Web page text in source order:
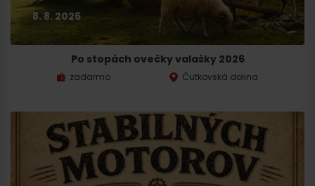
8. 8. 2026
Po stopách ovečky valašky 2026
zadarmo Čutkovská dolina